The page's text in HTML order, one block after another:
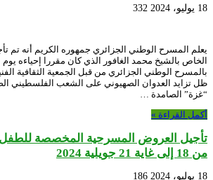
18 يوليو، 2024 332
يعلم المسرح الوطني الجزائري جمهوره الكريم أنه تم
بالمسرح الوطني الجزائري من قبل الجمعية الثقافية
ظل تزايد العدوان الصهيوني على الشعب الفلسطيني
“غزة” الصامدة …
أكمل القراءة »
تأجيل العروض المسرحية المخصصة للطفل
من 18 إلى غاية 21 جويلية 2024
18 يوليو، 2024
186